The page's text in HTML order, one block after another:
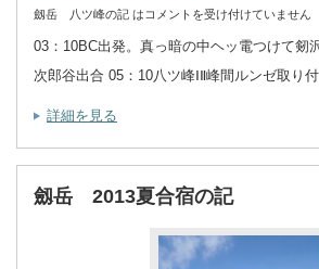
劔岳 八ツ峰の記 は コメントを受け付けていません
03：10BC出発。真っ暗の中ヘッ電つけて剱
次郎谷出合 05：10八ツ峰ⅠⅡ峰間ルンゼ取り
詳細を見る
劔岳 2013夏合宿の記